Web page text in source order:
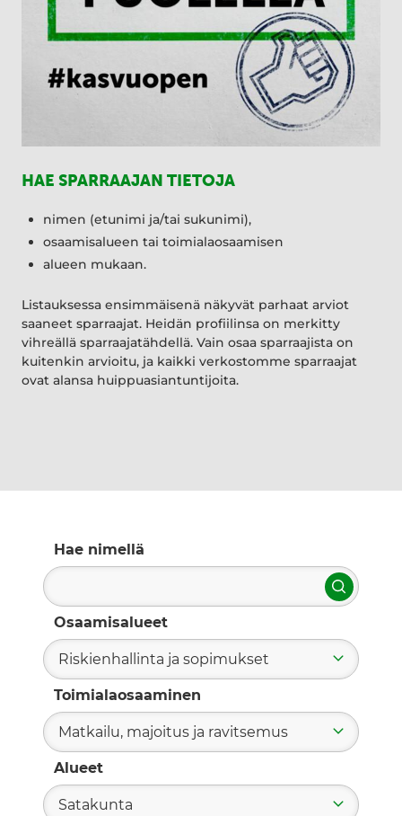
HAE SPARRAAJAN TIETOJA
nimen (etunimi ja/tai sukunimi),
osaamisalueen tai toimialaosaamisen
alueen mukaan.
Listauksessa ensimmäisenä näkyvät parhaat arviot
saaneet sparraajat. Heidän profiilinsa on merkitty
vihreällä sparraajatähdellä. Vain osaa sparraajista on
kuitenkin arvioitu, ja kaikki verkostomme sparraajat
ovat alansa huippuasiantuntijoita.
Hae nimellä
Hae
Osaamisalueet
Riskienhallinta ja sopimukset
Toimialaosaaminen
Matkailu, majoitus ja ravitsemus
Alueet
Satakunta